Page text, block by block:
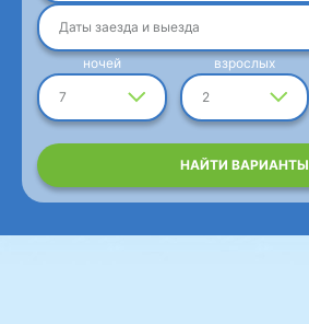
Даты заезда и выезда
7
ночей
2
взрослых
НАЙТИ ВАРИАНТЫ